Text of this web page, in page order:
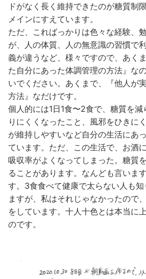
ドがなく長く維持できたのが糖質制
メインにすえています。
ただ、こればっかりは色々な経験、
が、人の体質、人の無意識の習慣で
義が違うなど、様々ですので、あく
た自分にあった体調管理の方法』な
いでください。あくまで、『他人が
方法』なだけです。
個人的には1日1食〜2食で、糖質を
りにくくなったこと、風邪をひきに
が維持しやすいなど自分の生活にあ
ています。ただ、この生活で、お酒
吸収率がよくなってしまった。糖質
ることがあります。なんども言いま
す。3食食べて健康で太らない人も
ますが、私はそれじゃなかったので
をしています。十人十色とは本当に
のです。